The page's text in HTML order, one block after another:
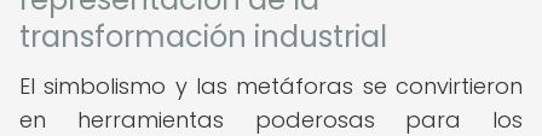
transformación industrial
El simbolismo y las metáforas se convirtieron
en herramientas poderosas para los